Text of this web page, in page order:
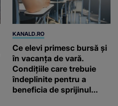
KANALD.RO
Ce elevi primesc bursă și
în vacanța de vară.
Condițiile care trebuie
îndeplinite pentru a
beneficia de sprijinul